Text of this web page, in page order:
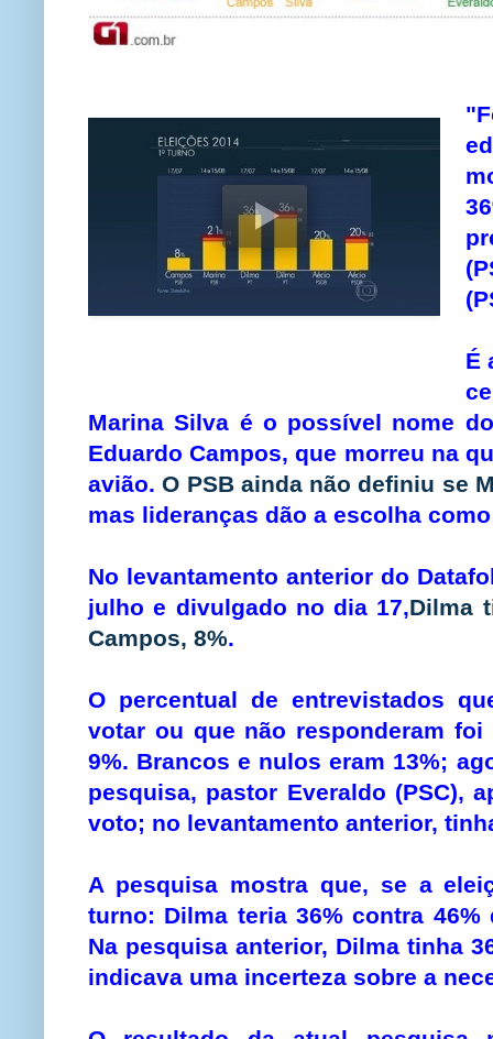
É
Marina Silva é o possível nome
Eduardo Campos, que morreu na
avião.O PSB ainda não definiu se
mas lideranças dão a escolha
No levantamento anterior do
julho e divulgado no dia 17,Dilma
Campos, 8%.
O percentual de entrevistados
votar ou que não responderam
9%. Brancos e nulos eram 13%;
pesquisa, pastor Everaldo (PSC),
voto; no levantamento anterior,
A pesquisa mostra que, se a
turno: Dilma teria 36% contra
Na pesquisa anterior, Dilma tinha
indicava uma incerteza sobre a